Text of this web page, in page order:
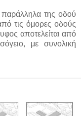
παράλληλα της οδού
τις όμορες οδούς
αποτελείται από
με συνολική